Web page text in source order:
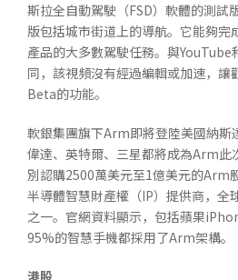
斯拉全自動駕駛（FSD）軟體的測試
版包括城市街道上的導航。它能夠完
產品的大多數駕駛任務。與YouTube
同，該視頻沒有經過編輯或加速，讓
Beta的功能。
軟銀集團旗下Arm即將登陸美國納斯
偉達、英特爾、三星都將成為Arm此
別認購2500萬美元至1億美元的Arm
半導體智慧財產權（IP）提供商，全
之一。官網資料顯示，包括蘋果
95%的智慧手機都採用了Arm架構。
港股